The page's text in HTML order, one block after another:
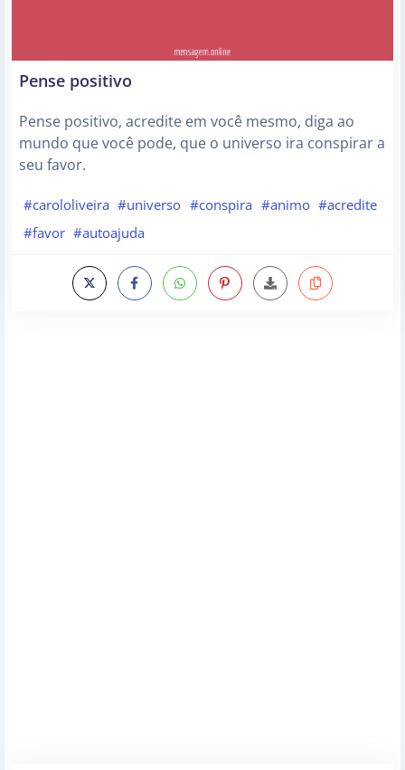
Pense positivo
Pense positivo, acredite em você mesmo, diga ao
mundo que você pode, que o universo ira conspirar a
seu favor.
#carololiveira #universo #conspira #animo #acredite
#favor #autoajuda